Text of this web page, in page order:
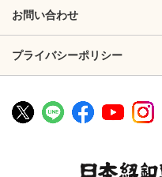
お問い合わせ
プライバシーポリシー